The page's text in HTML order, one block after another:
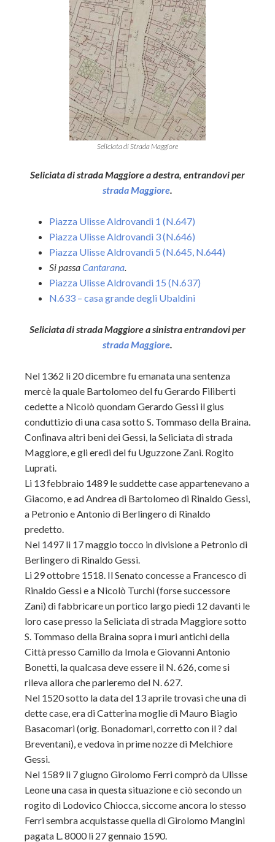
Seliciata di Strada Maggiore
Seliciata di strada Maggiore a destra, entrandovi per
strada Maggiore.
Piazza Ulisse Aldrovandi 1 (N.647)
Piazza Ulisse Aldrovandi 3 (N.646)
Piazza Ulisse Aldrovandi 5 (N.645, N.644)
Si passaCantarana.
Piazza Ulisse Aldrovandi 15 (N.637)
N.633 – casa grande degli Ubaldini
Seliciata di strada Maggiore a sinistra entrandovi per
strada Maggiore.
Nel 1362 li 20 dicembre fu emanata una sentenza
mercè la quale Bartolomeo del fu Gerardo Filiberti
cedette a Nicolò quondam Gerardo Gessi il gius
conduttizio di una casa sotto S. Tommaso della Braina.
Conﬁnava altri beni dei Gessi, la Seliciata di strada
Maggiore, e gli eredi del fu Uguzzone Zani. Rogito
Luprati.
Li 13 febbraio 1489 le suddette case appartenevano a
Giacomo, e ad Andrea di Bartolomeo di Rinaldo Gessi,
a Petronio e Antonio di Berlingero di Rinaldo
predetto.
Nel 1497 li 17 maggio tocco in divisione a Petronio di
Berlingero di Rinaldo Gessi.
Li 29 ottobre 1518. Il Senato concesse a Francesco di
Rinaldo Gessi e a Nicolò Turchi (forse successore
Zani) di fabbricare un portico largo piedi 12 davanti le
loro case presso la Seliciata di strada Maggiore sotto
S. Tommaso della Braina sopra i muri antichi della
Città presso Camillo da Imola e Giovanni Antonio
Bonetti, la qualcasa deve essere il N. 626, come si
rileva allora che parleremo del N. 627.
Nel 1520 sotto la data del 13 aprile trovasi che una di
dette case, era di Catterina moglie di Mauro Biagio
Basacomari (orig. Bonadomari, corretto con il ? dal
Breventani), e vedova in prime nozze di Melchiore
Gessi.
Nel 1589 li 7 giugno Girolomo Ferri comprò da Ulisse
Leone una casa in questa situazione e ciò secondo un
rogito di Lodovico Chiocca, siccome ancora lo stesso
Ferri sembra acquistasse quella di Girolomo Mangini
pagata L. 8000 li 27 gennaio 1590.